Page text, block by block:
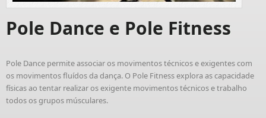
Pole Dance e Pole Fitness
Pole Dance permite associar os movimentos técnicos e exigentes com
os movimentos fluídos da dança. O Pole Fitness explora as capacidade
físicas ao tentar realizar os exigente movimentos técnicos e trabalho
todos os grupos músculares.